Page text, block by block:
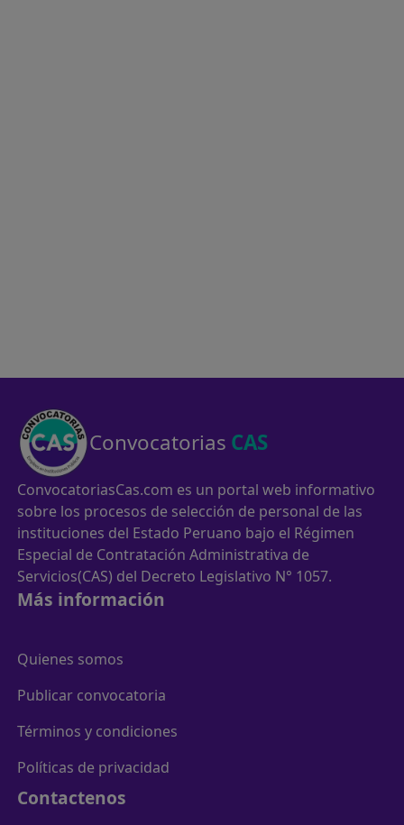
Convocatorias CAS
ConvocatoriasCas.com es un portal web informativo
sobre los procesos de selección de personal de las
instituciones del Estado Peruano bajo el Régimen
Especial de Contratación Administrativa de
Servicios(CAS) del Decreto Legislativo N° 1057.
Más información
Quienes somos
Publicar convocatoria
Términos y condiciones
Políticas de privacidad
Contactenos